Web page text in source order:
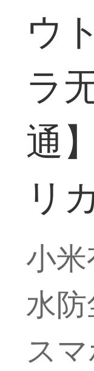
ウ
ラ
通
リ
小
水
ス